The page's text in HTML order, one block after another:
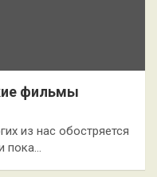
фильмы
из нас обостряется
пока…